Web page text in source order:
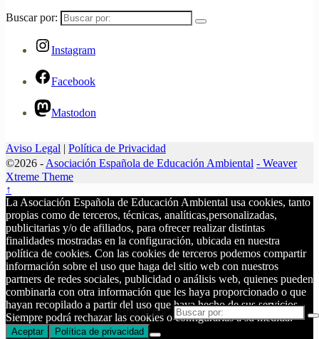
Buscar por:
Buscar por:
Instagram
Facebook
Mastodon
Aviso Legal | Política de Privacidad
©2026 - Asociación Española de Educación Ambiental - Weaver
Xtreme Theme
↑
La Asociación Española de Educación Ambiental usa cookies, tanto
propias como de terceros, técnicas, analíticas,personalizadas,
publicitarias y/o de afiliados, para ofrecer realizar distintas
finalidades mostradas en la configuración, ubicada en nuestra
política de cookies. Con las cookies de terceros podemos compartir
información sobre el uso que haga del sitio web con nuestros
partners de redes sociales, publicidad o análisis web, quienes pueden
combinarla con otra información que les haya proporcionado o que
hayan recopilado a partir del uso que haya hecho de sus servicios.
Siempre podrá rechazar las cookies o configurarlas a su medida.
Aceptar Política de privacidad